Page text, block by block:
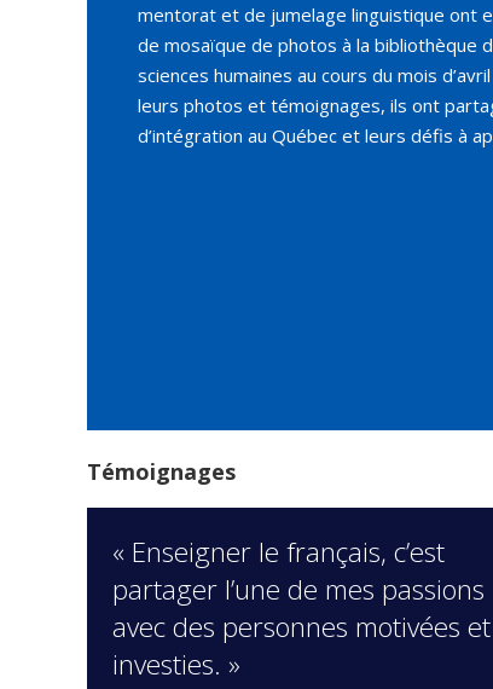
mentorat et de jumelage linguistique ont
de mosaïque de photos à la bibliothèque
sciences humaines au cours du mois
leurs photos et témoignages, ils ont
d’intégration au Québec et leurs défis à
Témoignages
« Enseigner le français, c’est
partager l’une de mes passions
avec des personnes motivées et
investies. »